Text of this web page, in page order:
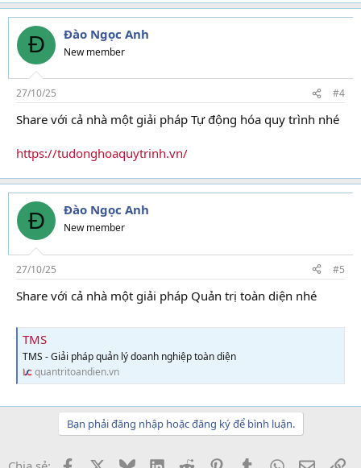
Đ Đào Ngọc Anh
New member
27/10/25 #4
Share với cả nhà một giải pháp Tự động hóa quy trình nhé
https://tudonghoaquytrinh.vn/
Đ Đào Ngọc Anh
New member
27/10/25 #5
Share với cả nhà một giải pháp Quản trị toàn diện nhé
TMS
TMS - Giải pháp quản lý doanh nghiệp toàn diện
quantritoandien.vn
Bạn phải đăng nhập hoặc đăng ký để bình luận.
Facebook BlueskyLinkedInReddit PinterestTumblrWhatsApp
Email